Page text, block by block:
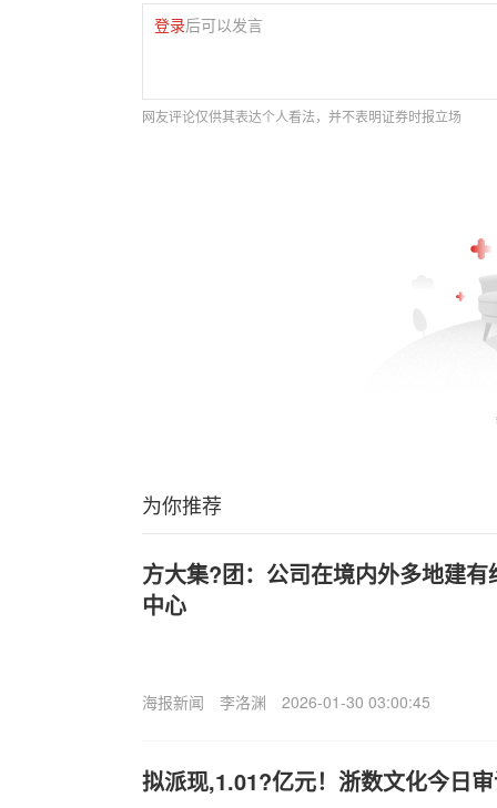
登录后可以发言
网友评论仅供其表达个人看法，并不表明证券时报立场
为你推荐
方大集?团：公司在境内外多地建
中心
海报新闻 李洛渊 2026-01-30 03:00:45
拟派现,1.01?亿元！浙数文化今日